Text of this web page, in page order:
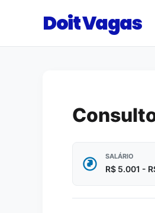
Doit Vagas
SALÁRIO
R$ 5.001 -